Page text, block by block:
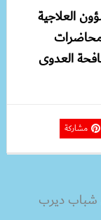
العلاجية
محاضرات
العدوى
مشاركة
شباب ديرب